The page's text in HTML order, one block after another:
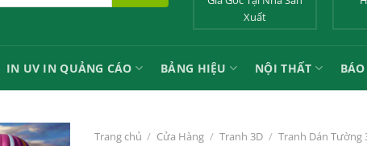
Xuất
IN UV IN QUẢNG CÁO BẢNG HIỆU NỘI THẤT
Trang chủ / Cửa Hàng / Tranh 3D / Tranh Dán Tường